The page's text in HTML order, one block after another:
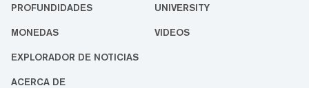
PROFUNDIDADES UNIVERSITY
MONEDAS VIDEOS
EXPLORADOR DE NOTICIAS
ACERCA DE